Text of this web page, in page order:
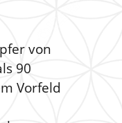
von
90
Vorfeld